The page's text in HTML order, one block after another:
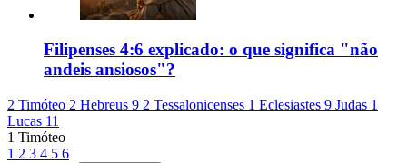
Filipenses 4:6 explicado: o que significa "não
andeis ansiosos"?
2 Timóteo 2 Hebreus 9 2 Tessalonicenses 1 Eclesiastes 9 Judas 1
Lucas 11
1 Timóteo
1 2 3 4 5 6